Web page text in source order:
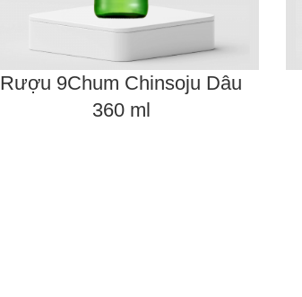
Rượu 9Chum Chinsoju Dâu
360 ml